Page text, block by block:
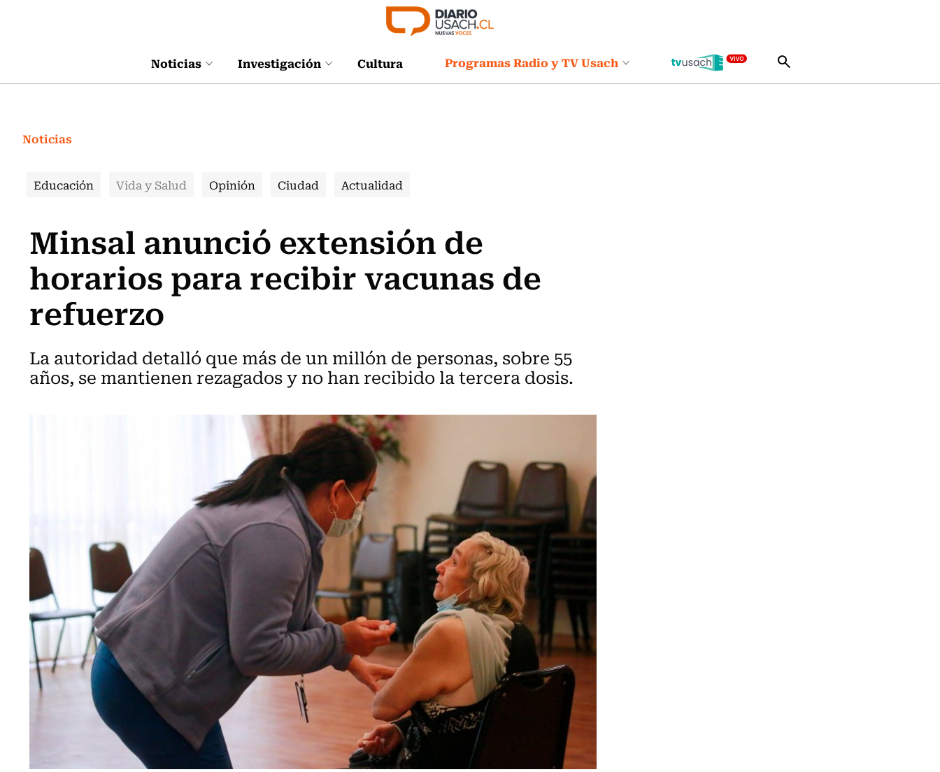
Noticias Investigación Cultura Programas Radio y TV Usach
Noticias
Educación Vida y Salud Opinión Ciudad Actualidad
Minsal anunció extensión de
horarios para recibir vacunas de
refuerzo
La autoridad detalló que más de un millón de personas, sobre 55
años, se mantienen rezagados y no han recibido la tercera dosis.